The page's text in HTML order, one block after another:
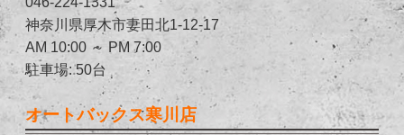
神奈川県厚木市妻田北1-12-17
AM 10:00 ～ PM 7:00
駐車場: 50台
オートバックス寒川店